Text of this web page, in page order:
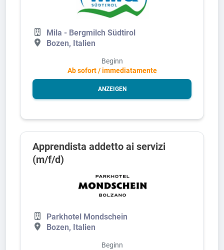
Mila - Bergmilch Südtirol
Bozen, Italien
Beginn
Ab sofort / immediatamente
ANZEIGEN
Apprendista addetto ai servizi
(m/f/d)
Parkhotel Mondschein
Bozen, Italien
Beginn